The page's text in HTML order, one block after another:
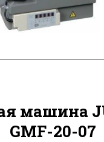
машина
GMF-20-07